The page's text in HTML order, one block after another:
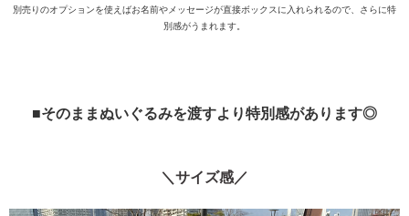
別売りのオプションを使えばお名前やメッセージが直接ボックスに入れられるので、さらに特
別感がうまれます。
■そのままぬいぐるみを渡すより特別感があります◎
＼サイズ感／